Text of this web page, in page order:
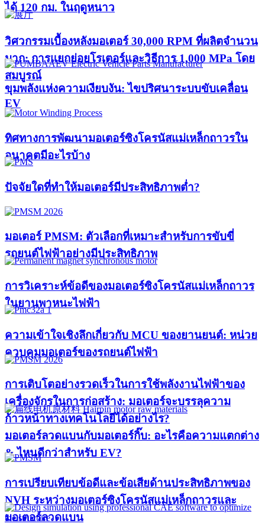
ได้ 120 กม. ในฤดูหนาว
วิศวกรรมเบื้องหลังมอเตอร์ 30,000 RPM ที่ผลิตจำนวน
มาก: การแยกย่อยโรเตอร์และวิธีการ 1,000 MPa โดย
สมบูรณ์
ขุมพลังแห่งความเงียบงัน: ไขปริศนาระบบขับเคลื่อน
EV
ทิศทางการพัฒนามอเตอร์ซิงโครนัสแม่เหล็กถาวรใน
อนาคตมีอะไรบ้าง
ปัจจัยใดที่ทำให้มอเตอร์มีประสิทธิภาพต่ำ?
มอเตอร์ PMSM: ตัวเลือกที่เหมาะสำหรับการขับขี่
รถยนต์ไฟฟ้าอย่างมีประสิทธิภาพ
การวิเคราะห์ข้อดีของมอเตอร์ซิงโครนัสแม่เหล็กถาวร
ในยานพาหนะไฟฟ้า
ความเข้าใจเชิงลึกเกี่ยวกับ MCU ของยานยนต์: หน่วย
ควบคุมมอเตอร์ของรถยนต์ไฟฟ้า
การเติบโตอย่างรวดเร็วในการใช้พลังงานไฟฟ้าของ
เครื่องจักรในการก่อสร้าง: มอเตอร์จะบรรลุความ
ก้าวหน้าทางเทคโนโลยีได้อย่างไร?​
มอเตอร์ลวดแบนกับมอเตอร์กิ๊บ: อะไรคือความแตกต่าง
& ไหนดีกว่าสำหรับ EV?
การเปรียบเทียบข้อดีและข้อเสียด้านประสิทธิภาพของ
NVH ระหว่างมอเตอร์ซิงโครนัสแม่เหล็กถาวรและ
มอเตอร์ลวดแบน